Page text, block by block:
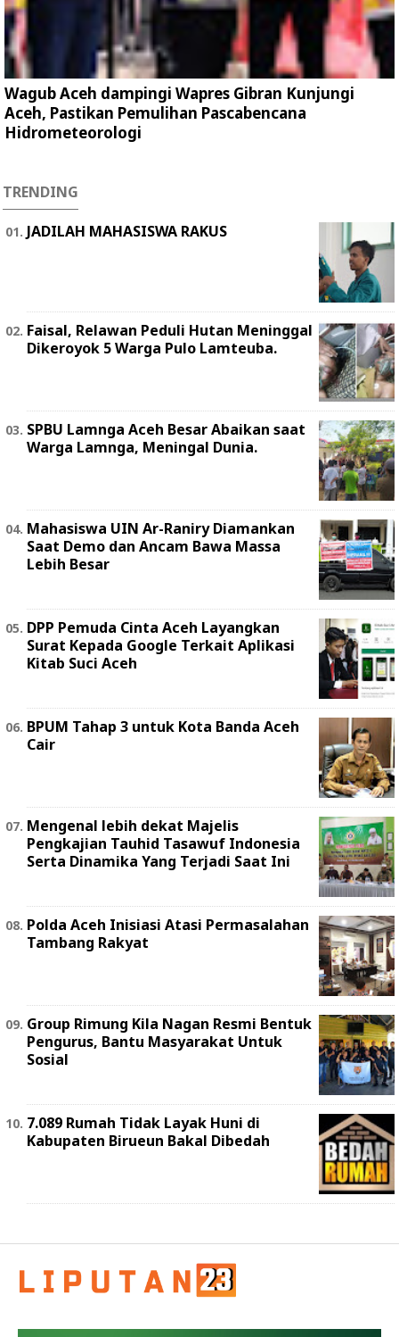
Wagub Aceh dampingi Wapres Gibran Kunjungi
Aceh, Pastikan Pemulihan Pascabencana
Hidrometeorologi
TRENDING
JADILAH MAHASISWA RAKUS
Faisal, Relawan Peduli Hutan Meninggal
Dikeroyok 5 Warga Pulo Lamteuba.
SPBU Lamnga Aceh Besar Abaikan saat
Warga Lamnga, Meningal Dunia.
Mahasiswa UIN Ar-Raniry Diamankan
Saat Demo dan Ancam Bawa Massa
Lebih Besar
DPP Pemuda Cinta Aceh Layangkan
Surat Kepada Google Terkait Aplikasi
Kitab Suci Aceh
BPUM Tahap 3 untuk Kota Banda Aceh
Cair
Mengenal lebih dekat Majelis
Pengkajian Tauhid Tasawuf Indonesia
Serta Dinamika Yang Terjadi Saat Ini
Polda Aceh Inisiasi Atasi Permasalahan
Tambang Rakyat
Group Rimung Kila Nagan Resmi Bentuk
Pengurus, Bantu Masyarakat Untuk
Sosial
7.089 Rumah Tidak Layak Huni di
Kabupaten Birueun Bakal Dibedah